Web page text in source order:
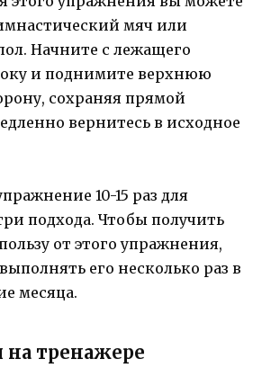
мяч или
Начните с лежащего
и поднимите верхнюю
сохраняя прямой
вернитесь в исходное
10-15 раз для
подхода. Чтобы получить
от этого упражнения,
его несколько раз в
месяца.
тренажере